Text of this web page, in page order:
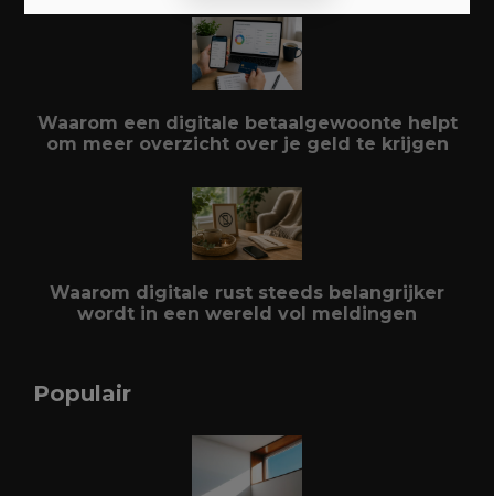
Waarom een digitale betaalgewoonte helpt
om meer overzicht over je geld te krijgen
Waarom digitale rust steeds belangrijker
wordt in een wereld vol meldingen
Populair